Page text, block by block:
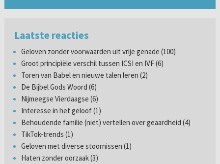
Laatste reacties
Geloven zonder voorwaarden uit vrije genade (100)
Groot principiële verschil tussen ICSI en IVF (6)
Toren van Babel en nieuwe talen leren (2)
De Bijbel Gods Woord (6)
Nijmeegse Vierdaagse (6)
Interesse in het geloof (1)
Behoudende familie (niet) vertellen over geaardheid (4)
TikTok-trends (1)
Geloven met diverse stoornissen (1)
Haten zonder oorzaak (3)